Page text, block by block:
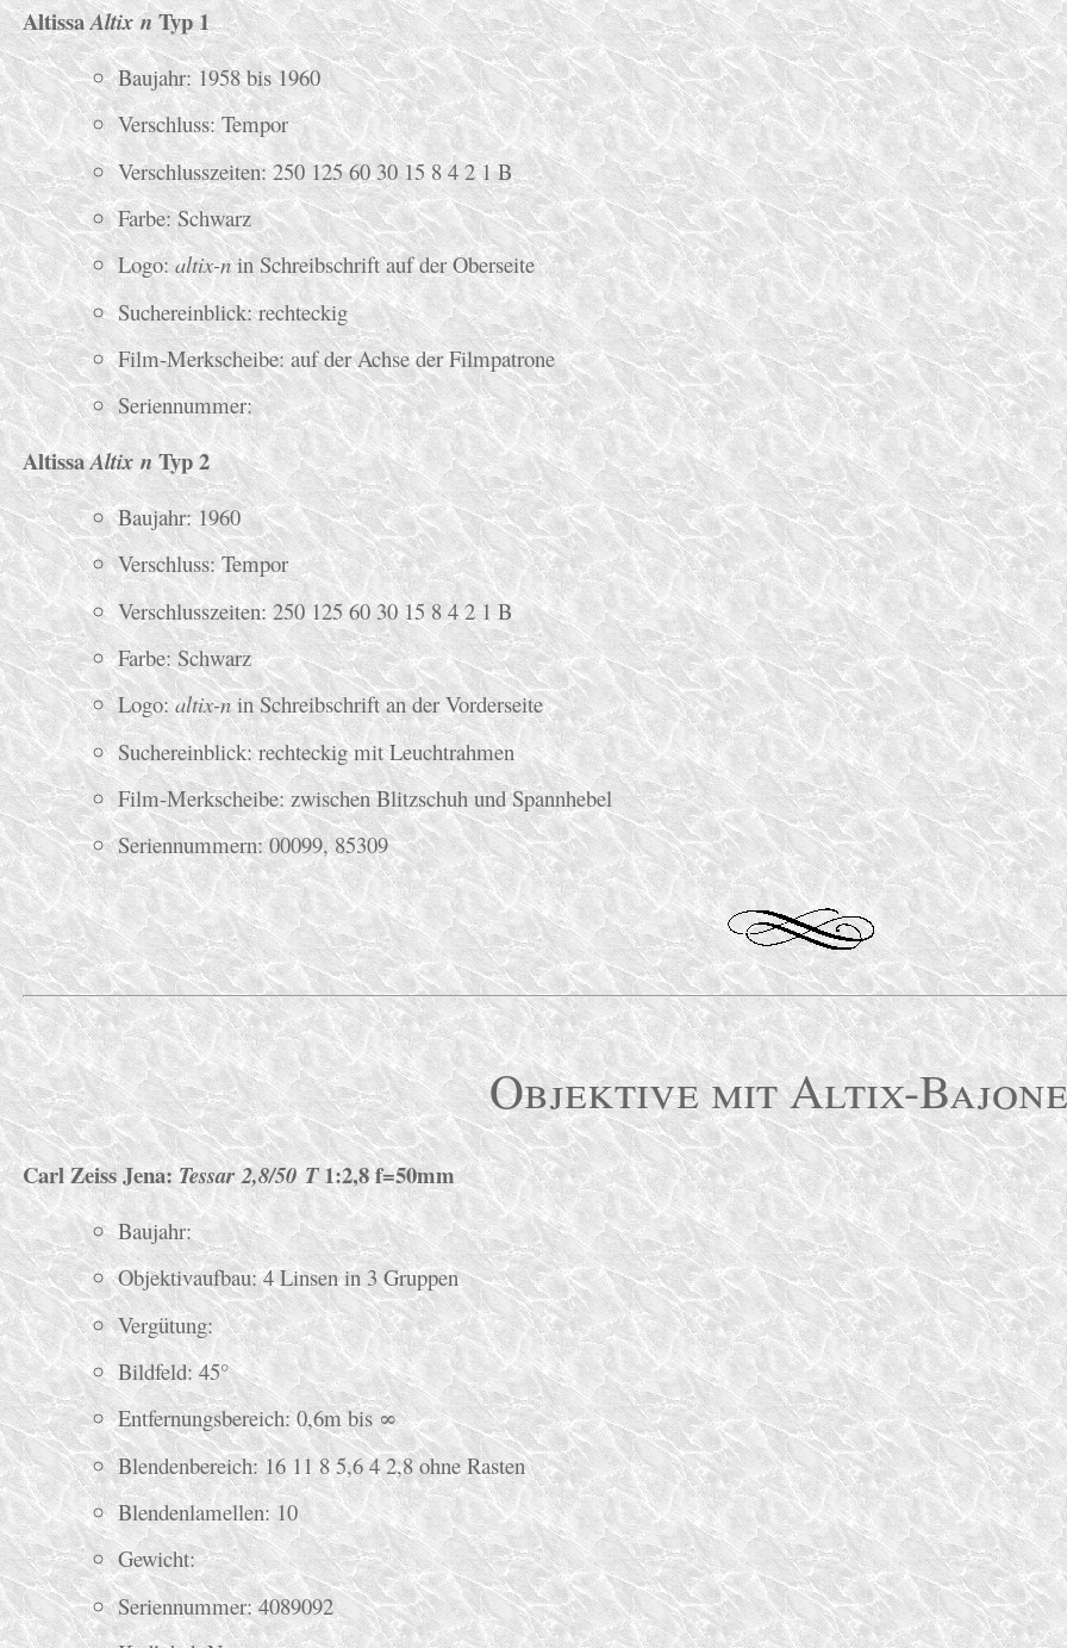
AltissaAltix nTyp 1
Baujahr: 1958 bis 1960
Verschluss: Tempor
Verschlusszeiten: 250 125 60 30 15 8 4 2 1 B
Farbe: Schwarz
Logo:altix-nin Schreibschrift auf der Oberseite
Suchereinblick: rechteckig
Film-Merkscheibe: auf der Achse der Filmpatrone
Seriennummer:
AltissaAltix nTyp 2
Baujahr: 1960
Verschluss: Tempor
Verschlusszeiten: 250 125 60 30 15 8 4 2 1 B
Farbe: Schwarz
Logo:altix-nin Schreibschrift an der Vorderseite
Suchereinblick: rechteckig mit Leuchtrahmen
Film-Merkscheibe: zwischen Blitzschuh und Spannhebel
Seriennummern: 00099, 85309
Objektive mit Altix-
Carl Zeiss Jena:Tessar 2,8/50 T1:2,8 f=50mm
Baujahr:
Objektivaufbau: 4 Linsen in 3 Gruppen
Vergütung:
Bildfeld: 45°
Entfernungsbereich: 0,6m bis ∞
Blendenbereich: 16 11 8 5,6 4 2,8 ohne Rasten
Blendenlamellen: 10
Gewicht:
Seriennummer: 4089092